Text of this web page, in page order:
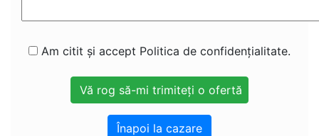
Am citit și accept Politica de confidențialitate.
Înapoi la cazare